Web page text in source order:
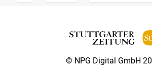
© NPG Digital GmbH